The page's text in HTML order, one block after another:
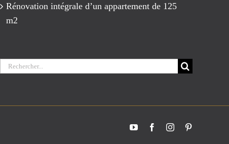
Rénovation intégrale d’un appartement de 125
m2
Rechercher:
YouTubeFacebookInstagram